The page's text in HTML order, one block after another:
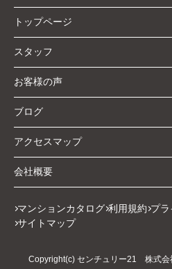
トップページ
スタッフ
お客様の声
ブログ
アクセスマップ
会社概要
マンションカタログ 利用規約 プラ
サイトマップ
Copyright(c) センチュリー21 株式会